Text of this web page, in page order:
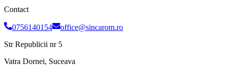
Contact
0756140154
office@sincarom.ro
Str Republicii nr 5
Vatra Dornei, Suceava